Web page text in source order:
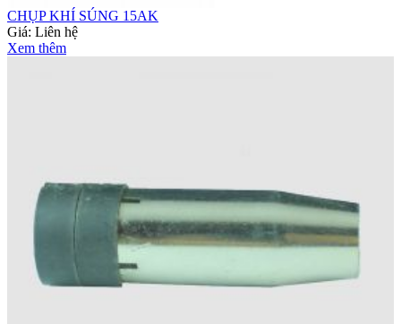
CHỤP KHÍ SÚNG 15AK
Giá: Liên hệ
Xem thêm